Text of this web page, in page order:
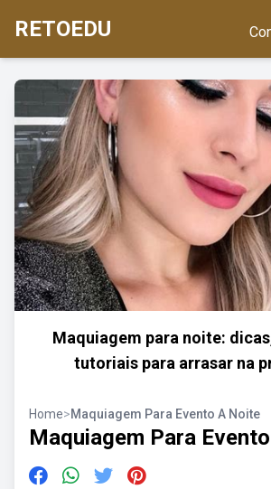
RETOEDU
Maquiagem para noite:
tutoriais para arrasar na
Home>Maquiagem Para Evento A Noite
Maquiagem Para